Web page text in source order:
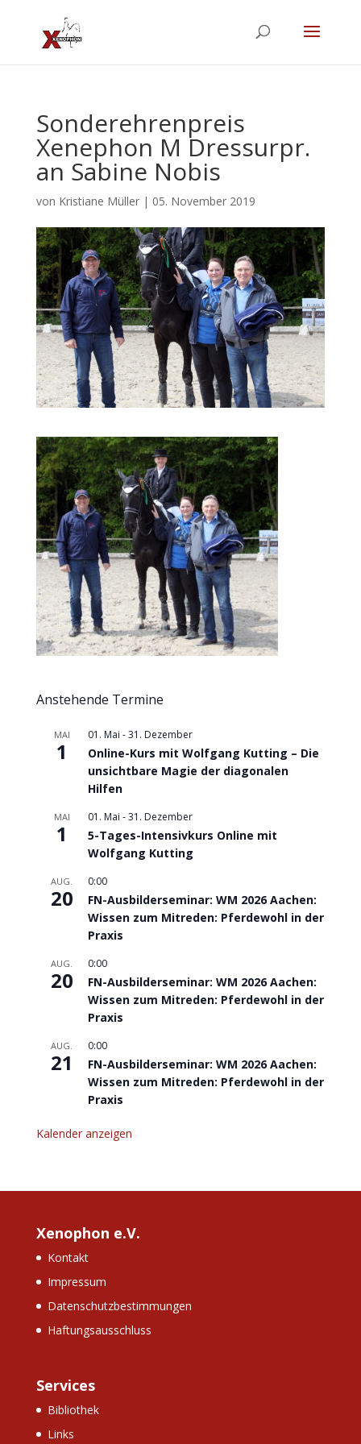
Sonderehrenpreis
Xenephon M Dressurpr.
an Sabine Nobis
von Kristiane Müller| 05. November 2019
Anstehende Termine
MAI
1
01. Mai -31. Dezember
Online-Kurs mit Wolfgang Kutting – Die
unsichtbare Magie der diagonalen
Hilfen
MAI
1
01. Mai -31. Dezember
5-Tages-Intensivkurs Online mit
Wolfgang Kutting
AUG.
20
0:00
FN-Ausbilderseminar: WM 2026 Aachen:
Wissen zum Mitreden: Pferdewohl in der
Praxis
AUG.
20
0:00
FN-Ausbilderseminar: WM 2026 Aachen:
Wissen zum Mitreden: Pferdewohl in der
Praxis
AUG.
21
0:00
FN-Ausbilderseminar: WM 2026 Aachen:
Wissen zum Mitreden: Pferdewohl in der
Praxis
Kalender anzeigen
Xenophon e.V.
Kontakt
Impressum
Datenschutzbestimmungen
Haftungsausschluss
Services
Bibliothek
Links